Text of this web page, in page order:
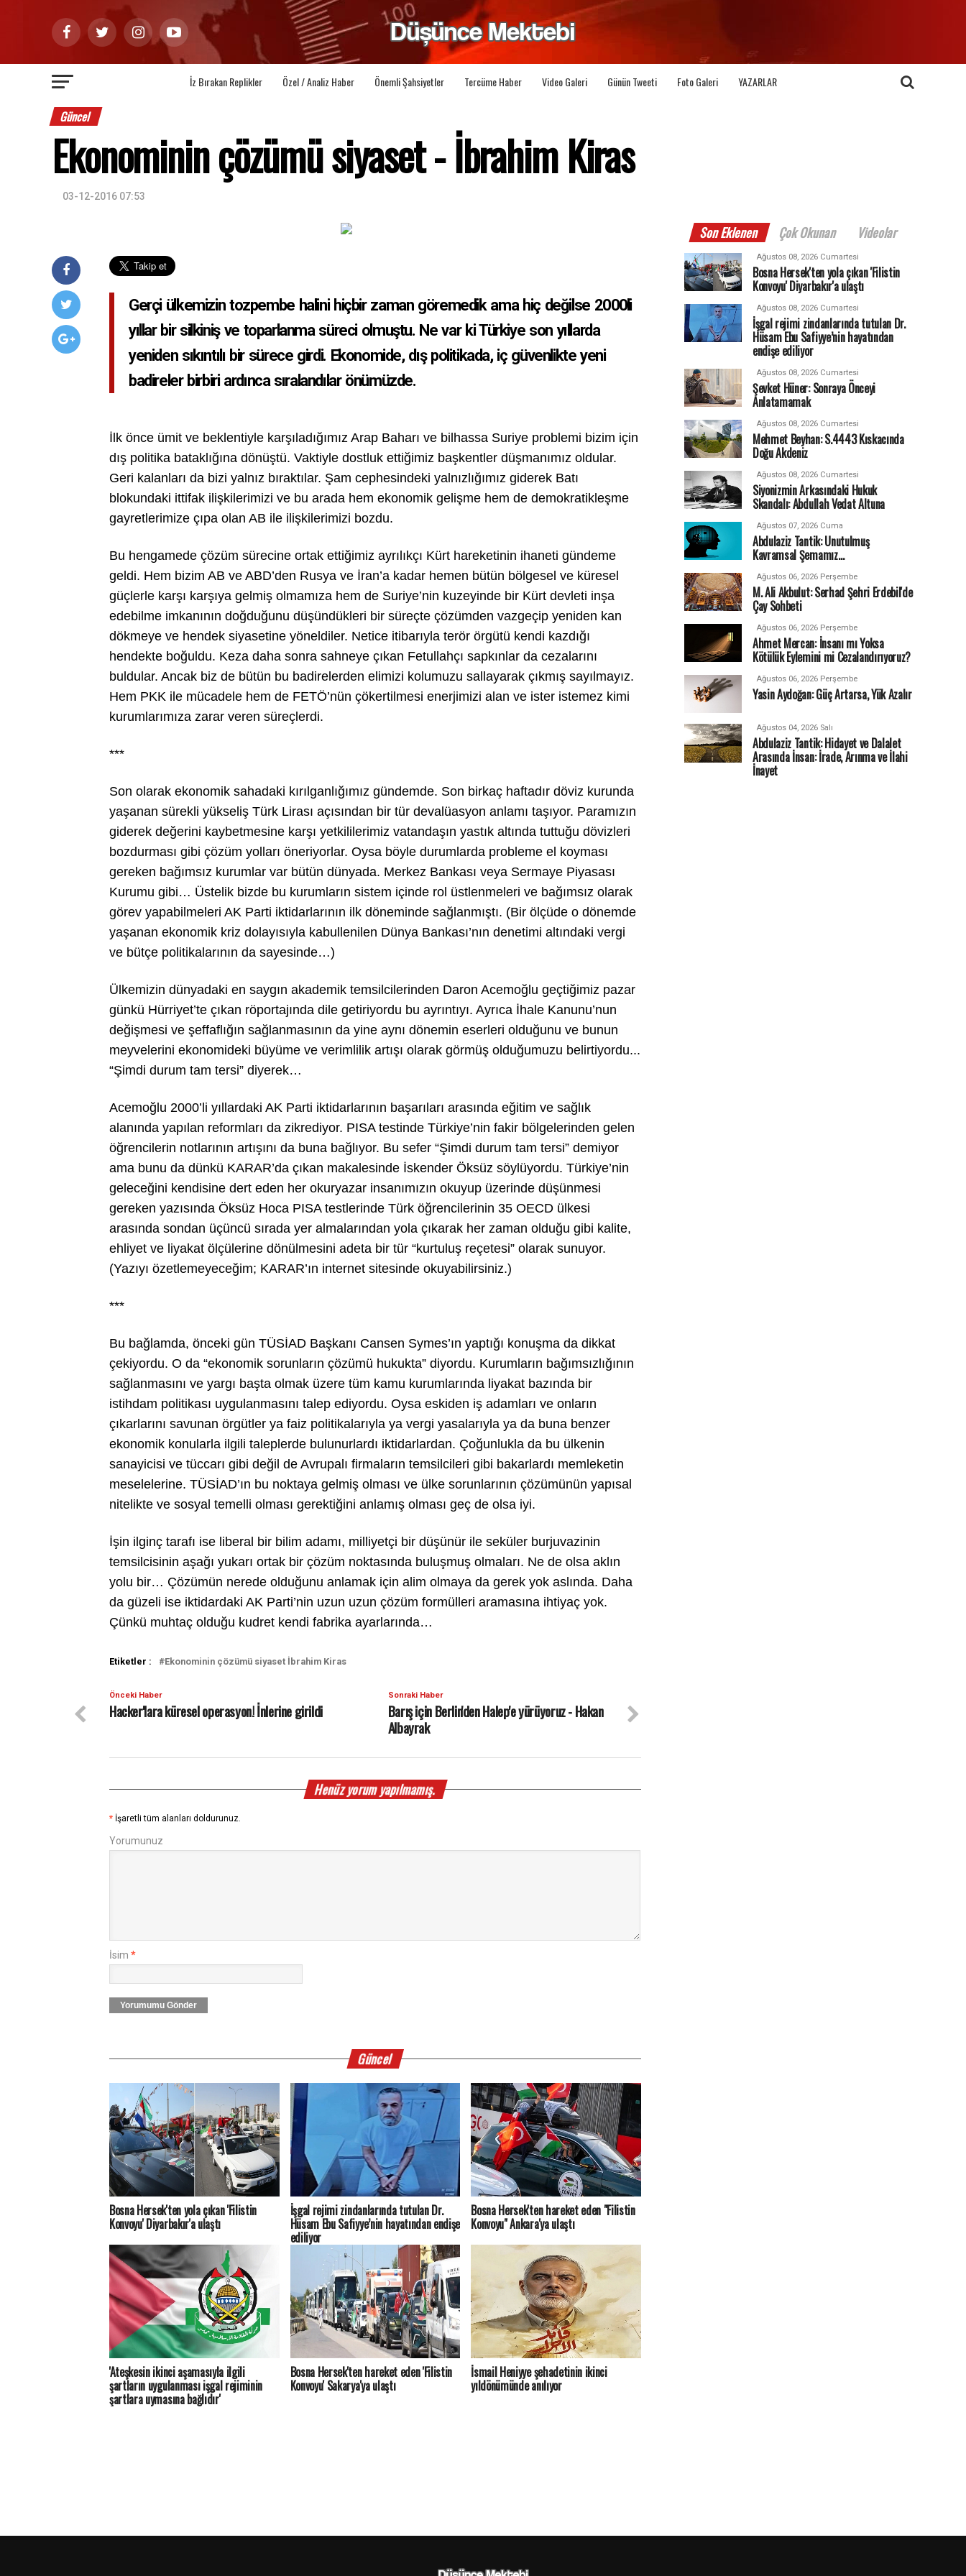
İz Bırakan Replikler Özel / Analiz Haber Önemli Şahsiyetler Tercüme Haber Video Galeri Günün Tweeti Foto Galeri YAZARLAR
Güncel
Ekonominin çözümü siyaset - İbrahim Kiras
03-12-2016 07:53
Gerçi ülkemizin tozpembe halini hiçbir zaman göremedik ama hiç değilse 2000li
yıllar bir silkiniş ve toparlanma süreci olmuştu. Ne var ki Türkiye son yıllarda
yeniden sıkıntılı bir sürece girdi. Ekonomide, dış politikada, iç güvenlikte yeni
badireler birbiri ardınca sıralandılar önümüzde.
İlk önce ümit ve beklentiyle karşıladığımız Arap Baharı ve bilhassa Suriye problemi bizim için
dış politika bataklığına dönüştü. Vaktiyle dostluk ettiğimiz başkentler düşmanımız oldular.
Geri kalanları da bizi yalnız bıraktılar. Şam cephesindeki yalnızlığımız giderek Batı
blokundaki ittifak ilişkilerimizi ve bu arada hem ekonomik gelişme hem de demokratikleşme
gayretlerimize çıpa olan AB ile ilişkilerimizi bozdu.
Bu hengamede çözüm sürecine ortak ettiğimiz ayrılıkçı Kürt hareketinin ihaneti gündeme
geldi. Hem bizim AB ve ABD’den Rusya ve İran’a kadar hemen bütün bölgesel ve küresel
güçlerle karşı karşıya gelmiş olmamıza hem de Suriye’nin kuzeyinde bir Kürt devleti inşa
edebilme imkanının doğduğunu düşündükleri bir süreçte çözümden vazgeçip yeniden kan
dökmeye ve hendek siyasetine yöneldiler. Netice itibarıyla terör örgütü kendi kazdığı
hendekte boğuldu. Keza daha sonra sahneye çıkan Fetullahçı sapkınlar da cezalarını
buldular. Ancak biz de bütün bu badirelerden elimizi kolumuzu sallayarak çıkmış sayılmayız.
Hem PKK ile mücadele hem de FETÖ’nün çökertilmesi enerjimizi alan ve ister istemez kimi
kurumlarımıza zarar veren süreçlerdi.
***
Son olarak ekonomik sahadaki kırılganlığımız gündemde. Son birkaç haftadır döviz kurunda
yaşanan sürekli yükseliş Türk Lirası açısından bir tür devalüasyon anlamı taşıyor. Paramızın
giderek değerini kaybetmesine karşı yetkililerimiz vatandaşın yastık altında tuttuğu dövizleri
bozdurması gibi çözüm yolları öneriyorlar. Oysa böyle durumlarda probleme el koyması
gereken bağımsız kurumlar var bütün dünyada. Merkez Bankası veya Sermaye Piyasası
Kurumu gibi… Üstelik bizde bu kurumların sistem içinde rol üstlenmeleri ve bağımsız olarak
görev yapabilmeleri AK Parti iktidarlarının ilk döneminde sağlanmıştı. (Bir ölçüde o dönemde
yaşanan ekonomik kriz dolayısıyla kabullenilen Dünya Bankası’nın denetimi altındaki vergi
ve bütçe politikalarının da sayesinde…)
Ülkemizin dünyadaki en saygın akademik temsilcilerinden Daron Acemoğlu geçtiğimiz pazar
günkü Hürriyet’te çıkan röportajında dile getiriyordu bu ayrıntıyı. Ayrıca İhale Kanunu’nun
değişmesi ve şeffaflığın sağlanmasının da yine aynı dönemin eserleri olduğunu ve bunun
meyvelerini ekonomideki büyüme ve verimlilik artışı olarak görmüş olduğumuzu belirtiyordu...
“Şimdi durum tam tersi” diyerek…
Acemoğlu 2000’li yıllardaki AK Parti iktidarlarının başarıları arasında eğitim ve sağlık
alanında yapılan reformları da zikrediyor. PISA testinde Türkiye’nin fakir bölgelerinden gelen
öğrencilerin notlarının artışını da buna bağlıyor. Bu sefer “Şimdi durum tam tersi” demiyor
ama bunu da dünkü KARAR’da çıkan makalesinde İskender Öksüz söylüyordu. Türkiye’nin
geleceğini kendisine dert eden her okuryazar insanımızın okuyup üzerinde düşünmesi
gereken yazısında Öksüz Hoca PISA testlerinde Türk öğrencilerinin 35 OECD ülkesi
arasında sondan üçüncü sırada yer almalarından yola çıkarak her zaman olduğu gibi kalite,
ehliyet ve liyakat ölçülerine dönülmesini adeta bir tür “kurtuluş reçetesi” olarak sunuyor.
(Yazıyı özetlemeyeceğim; KARAR’ın internet sitesinde okuyabilirsiniz.)
***
Bu bağlamda, önceki gün TÜSİAD Başkanı Cansen Symes’ın yaptığı konuşma da dikkat
çekiyordu. O da “ekonomik sorunların çözümü hukukta” diyordu. Kurumların bağımsızlığının
sağlanmasını ve yargı başta olmak üzere tüm kamu kurumlarında liyakat bazında bir
istihdam politikası uygulanmasını talep ediyordu. Oysa eskiden iş adamları ve onların
çıkarlarını savunan örgütler ya faiz politikalarıyla ya vergi yasalarıyla ya da buna benzer
ekonomik konularla ilgili taleplerde bulunurlardı iktidarlardan. Çoğunlukla da bu ülkenin
sanayicisi ve tüccarı gibi değil de Avrupalı firmaların temsilcileri gibi bakarlardı memleketin
meselelerine. TÜSİAD’ın bu noktaya gelmiş olması ve ülke sorunlarının çözümünün yapısal
nitelikte ve sosyal temelli olması gerektiğini anlamış olması geç de olsa iyi.
İşin ilginç tarafı ise liberal bir bilim adamı, milliyetçi bir düşünür ile seküler burjuvazinin
temsilcisinin aşağı yukarı ortak bir çözüm noktasında buluşmuş olmaları. Ne de olsa aklın
yolu bir… Çözümün nerede olduğunu anlamak için alim olmaya da gerek yok aslında. Daha
da güzeli ise iktidardaki AK Parti’nin uzun uzun çözüm formülleri aramasına ihtiyaç yok.
Çünkü muhtaç olduğu kudret kendi fabrika ayarlarında…
Etiketler : Ekonominin çözümü siyaset İbrahim Kiras
Önceki Haber
Hacker'lara küresel operasyon! İnlerine girildi
Sonraki Haber
Barış için Berlin'den Halep'e yürüyoruz - Hakan
Albayrak
Henüz yorum yapılmamış.
* İşaretli tüm alanları doldurunuz.
Yorumunuz
İsim *
Yorumumu Gönder
Güncel
Bosna Hersek'ten yola çıkan 'Filistin
Konvoyu' Diyarbakır'a ulaştı
İşgal rejimi zindanlarında tutulan Dr.
Hüsam Ebu Safiyye’nin hayatından endişe
ediliyor
Bosna Hersek'ten hareket eden "Filistin
Konvoyu" Ankara'ya ulaştı
'Ateşkesin ikinci aşamasıyla ilgili
şartların uygulanması işgal rejiminin
şartlara uymasına bağlıdır'
Bosna Hersek'ten hareket eden 'Filistin
Konvoyu' Sakarya'ya ulaştı
İsmail Heniyye şehadetinin ikinci
yıldönümünde anılıyor
Son Eklenen Çok Okunan Videolar
Ağustos 08, 2026 Cumartesi
Bosna Hersek'ten yola çıkan 'Filistin
Konvoyu' Diyarbakır'a ulaştı
Ağustos 08, 2026 Cumartesi
İşgal rejimi zindanlarında tutulan Dr.
Hüsam Ebu Safiyye’nin hayatından
endişe ediliyor
Ağustos 08, 2026 Cumartesi
Şevket Hüner: Sonraya Önceyi
Anlatamamak
Ağustos 08, 2026 Cumartesi
Mehmet Beyhan: S.4443 Kıskacında
Doğu Akdeniz
Ağustos 08, 2026 Cumartesi
Siyonizmin Arkasındaki Hukuk
Skandalı: Abdullah Vedat Altuna
Ağustos 07, 2026 Cuma
Abdulaziz Tantik: Unutulmuş
Kavramsal Şemamız…
Ağustos 06, 2026 Perşembe
M. Ali Akbulut: Serhad Şehri Erdebil'de
Çay Sohbeti
Ağustos 06, 2026 Perşembe
Ahmet Mercan: İnsanı mı Yoksa
Kötülük Eylemini mi Cezalandırıyoruz?
Ağustos 06, 2026 Perşembe
Yasin Aydoğan: Güç Artarsa, Yük Azalır
Ağustos 04, 2026 Salı
Abdulaziz Tantik: Hidayet ve Dalalet
Arasında İnsan: İrade, Arınma ve İlahi
İnayet